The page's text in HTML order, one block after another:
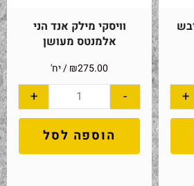
+
וויסקי מילק אנד הני
אלמנטס מעושן
₪275.00 / יח'
-
+
הוספה לסל